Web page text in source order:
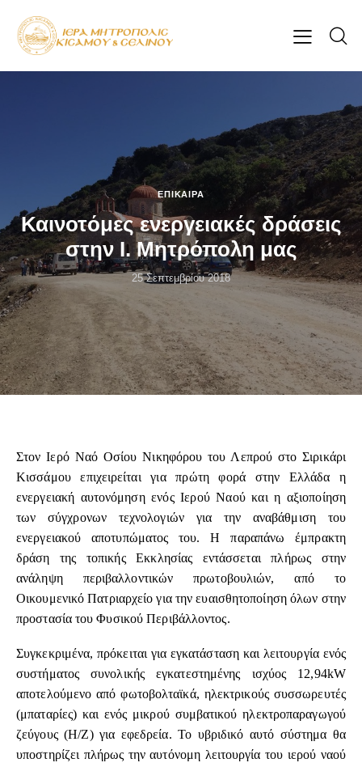
ΕΠΊΚΑΙΡΑ
Καινοτόμες ενεργειακές δράσεις
στην Ι. Μητρόπολη μας
25 Σεπτεμβρίου 2018
Στον Ιερό Ναό Οσίου Νικηφόρου του Λεπρού στο Σιρικάρι
Κισσάμου επιχειρείται για πρώτη φορά στην Ελλάδα η
ενεργειακή αυτονόμηση ενός Ιερού Ναού και η αξιοποίηση
των σύγχρονων τεχνολογιών για την αναβάθμιση του
ενεργειακού αποτυπώματος του. Η παραπάνω έμπρακτη
δράση της τοπικής Εκκλησίας εντάσσεται πλήρως στην
ανάληψη περιβαλλοντικών πρωτοβουλιών, από το
Οικουμενικό Πατριαρχείο για την ευαισθητοποίηση όλων στην
προστασία του Φυσικού Περιβάλλοντος.
Συγκεκριμένα, πρόκειται για εγκατάσταση και λειτουργία ενός
συστήματος συνολικής εγκατεστημένης ισχύος 12,94kW
αποτελούμενο από φωτοβολταϊκά, ηλεκτρικούς συσσωρευτές
(μπαταρίες) και ενός μικρού συμβατικού ηλεκτροπαραγωγού
ζεύγους (Η/Ζ) για εφεδρεία. Το υβριδικό αυτό σύστημα θα
υποστηρίζει πλήρως την αυτόνομη λειτουργία του ιερού ναού